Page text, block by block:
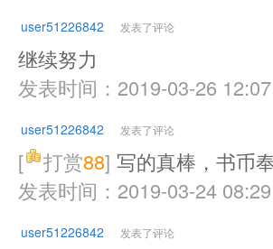
user51226842 发表了评论
继续努力
发表时间：2019-03-26 12:07
user51226842 发表了评论
[ 打赏88] 写的真棒，书币
发表时间：2019-03-24 08:29
user51226842 发表了评论